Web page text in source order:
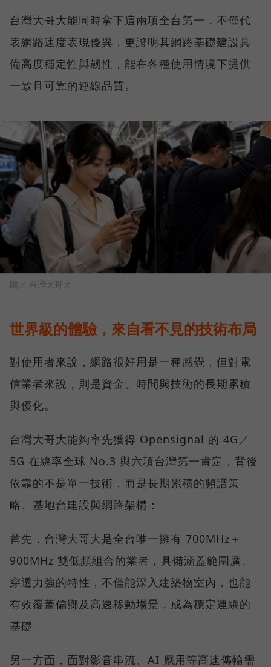
台灣大哥大能同時拿下這兩項全台第一，不僅代
表網路速度表現優異，更證明其網路基礎建設具
備高度穩定性與韌性，能在各種使用情境下提供
一致且可靠的連線品質。
圖／ 台灣大哥大
世界級的體驗，來自看不見的技術布局
對使用者來說，網路很好用是一種感覺，但對電
信業者來說，則是資金、時間與技術的長期累積
與優化。
台灣大哥大能夠率先獲得 Opensignal 的 4G／
5G 在線率全球 No.3 與六項台灣第一肯定，背後
依靠的不是單一技術，而是長期累積的頻譜策
略、基地台建設與網路架構：
首先，台灣大哥大是全台唯一擁有 700MHz＋
900MHz 雙低頻組合的業者，具備涵蓋範圍廣、
穿透力強的特性，不僅能深入建築物室內，也能
有效覆蓋偏鄉及高速移動場景，成為穩定連線的
基礎。
另一方面，面對影音串流、AI 應用等高速傳輸需